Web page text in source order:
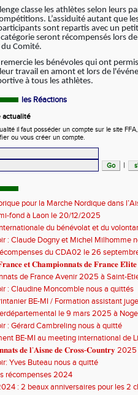
classe les athlètes selon leurs
L’assiduité autant que
sont repartis avec un
seront récompensés lors
Comité.
remercie les bénévoles qui ont
travail en amont et lors de
à tous les athlètes.
les Réactions
actualité
il faut posséder un compte sur le site
ou vous créer un compte.
|
pour la Marche Nordique dans
fond à Laon le 20/12/2025
du bénévolat et du
: Claude Dogny et Michel Milhomme
du CDA02 le 26
𝐞𝐭 𝐂𝐡𝐚𝐦𝐩𝐢𝐨𝐧𝐧𝐚𝐭𝐬 𝐝𝐞 𝐅𝐫𝐚𝐧𝐜𝐞 𝐄́𝐥𝐢𝐭𝐞
de France Avenir 2025 à Saint-
: Claudine Moncomble nous a quittés
BE-MI / Formation assistant
le 9 mars 2025 à
: Gérard Cambreling nous à quitté
BE-MI au meeting international de
𝐝𝐞 𝐥’𝐀𝐢𝐬𝐧𝐞 𝐝𝐞 𝐂𝐫𝐨𝐬𝐬-𝐂𝐨𝐮𝐧𝐭𝐫𝐲 2025
Yves Buteau nous a quitté
récompenses 2024
: 2 beaux anniversaires pour les 2